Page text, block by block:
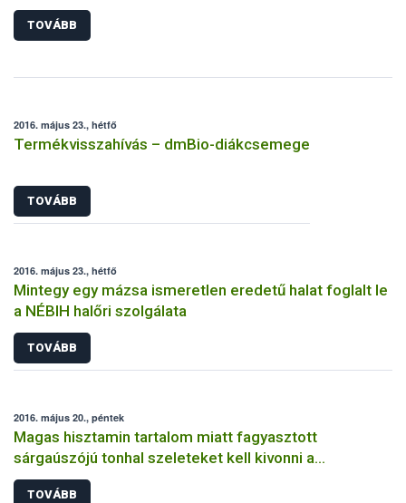
kollégáival két nap alatt két orvhalász csapatra csaptak le a
Malom-Tisza holtágban.
TOVÁBB
2016. május 23., hétfő
Termékvisszahívás – dmBio-diákcsemege
TOVÁBB
2016. május 23., hétfő
Mintegy egy mázsa ismeretlen eredetű halat foglalt le
a NÉBIH halőri szolgálata
TOVÁBB
2016. május 20., péntek
Magas hisztamin tartalom miatt fagyasztott
sárgaúszójú tonhal szeleteket kell kivonni a
forgalomból
TOVÁBB